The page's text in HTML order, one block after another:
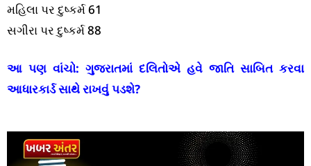
મહિલા પર દુષ્કર્મ 61
સગીરા પર દુષ્કર્મ 88
આ પણ વાંચો: ગુજરાતમાં દલિતોએ હવે જાતિ સાબિત કરવા
આધારકાર્ડ સાથે રાખવું પડશે?